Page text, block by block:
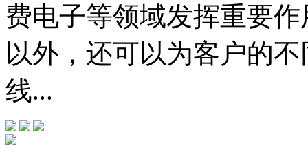
费电子等领域发挥重要
以外，还可以为客户的
线...